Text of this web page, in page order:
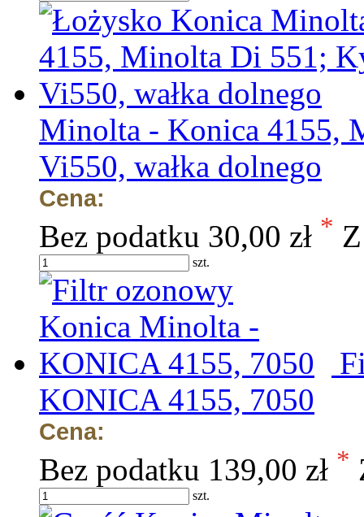
Minolta - Konica 4155,
Vi550, wałka dolnego
Cena:
Bez podatku 30,00 zł *
szt.
KONICA 4155, 7050
Cena:
Bez podatku 139,00 zł *
szt.